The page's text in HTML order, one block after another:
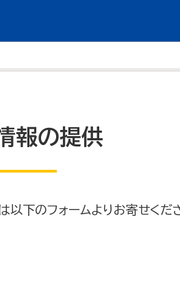
報の提供
下のフォームよりお寄せくだ